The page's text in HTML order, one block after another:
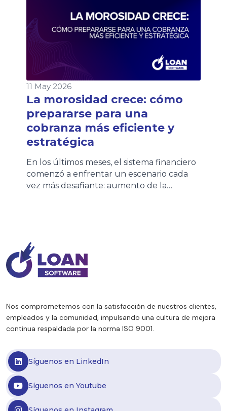
producción está prevista para […]
11 May 2026
La morosidad crece: cómo
prepararse para una
cobranza más eficiente y
estratégica
En los últimos meses, el sistema financiero
comenzó a enfrentar un escenario cada
vez más desafiante: aumento de la
planes de financiación y extensión de
cuotas para acompañar esta realidad. Sin
embargo, este contexto no […]
Nos comprometemos con la satisfacción de nuestros clientes,
empleados y la comunidad, impulsando una cultura de mejora
continua respaldada por la norma ISO 9001.
Síguenos en LinkedIn
Síguenos en Youtube